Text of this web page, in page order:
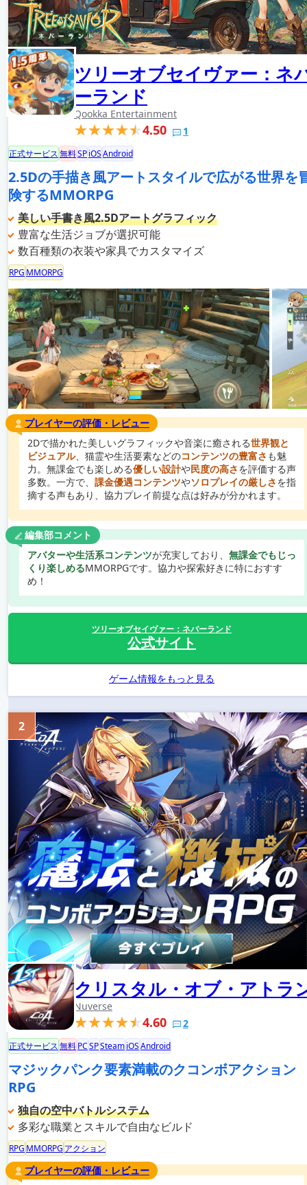
ツリーオブセイヴァー：ネ
ーランド
Qookka Entertainment
4.50 1
正式サービス無料SPiOSAndroid
2.5Dの手描き風アートスタイルで広がる世界を
険するMMORPG
美しい手書き風2.5Dアートグラフィック
豊富な生活ジョブが選択可能
数百種類の衣装や家具でカスタマイズ
RPG MMORPG
プレイヤーの評価・レビュー
2Dで描かれた美しいグラフィックや音楽に癒される世界観と
ビジュアル、猫霊や生活要素などのコンテンツの豊富さ も魅
力。無課金でも楽しめる優しい設計や民度の高さを評価する声
多数。一方で、 課金優遇コンテンツやソロプレイの厳しさを指
摘する声もあり、協力プレイ前提な点は好みが分かれます。
編集部コメント
アバターや生活系コンテンツが充実しており、 無課金でもじっ
くり楽しめるMMORPGです。協力や探索好きに特におすす
め！
ツリーオブセイヴァー：ネバーランド
公式サイト
ゲーム情報をもっと見る
クリスタル・オブ・アトラ
Nuverse
4.60 2
2
正式サービス無料PCSPSteamiOSAndroid
マジックパンク要素満載のクコンボアクション
RPG
独自の空中バトルシステム
多彩な職業とスキルで自由なビルド
RPG MMORPG アクション
プレイヤーの評価・レビュー